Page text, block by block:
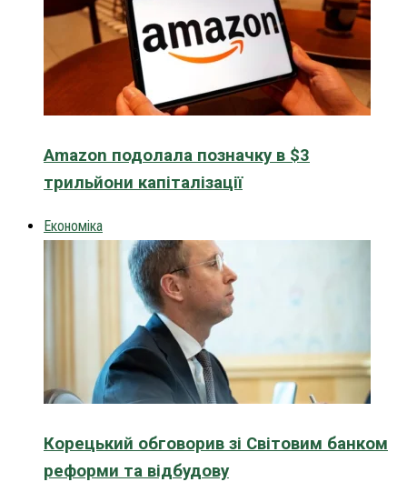
Amazon подолала позначку в $3
трильйони капіталізації
Економіка
Корецький обговорив зі Світовим банком
реформи та відбудову